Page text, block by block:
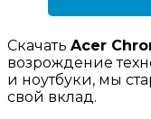
Скачать Acer
возрождение
и ноутбуки, мы
свой вклад.